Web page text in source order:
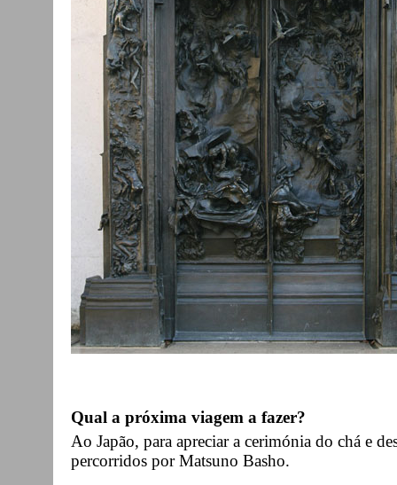
Qual a próxima viagem a fazer?
Ao Japão, para apreciar a cerimónia do chá e
percorridos por Matsuno Basho.